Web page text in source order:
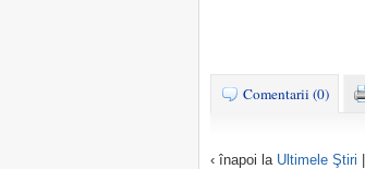
Comentarii (0)
‹ înapoi la Ultimele Ştiri